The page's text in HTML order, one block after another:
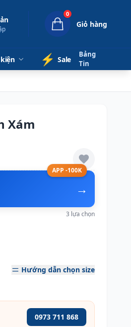
0
Giỏ hàng
⚡️ Sale
Bảng
Tin
Xám
APP -100K
→
3 lựa chọn
Hướng dẫn chọn size
0973 711 868